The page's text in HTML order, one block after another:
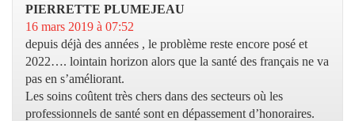
PIERRETTE PLUMEJEAU
16 mars 2019 à 07:52
depuis déjà des années , le problème reste encore posé et
2022…. lointain horizon alors que la santé des français ne va
pas en s’améliorant.
Les soins coûtent très chers dans des secteurs où les
professionnels de santé sont en dépassement d’honoraires.